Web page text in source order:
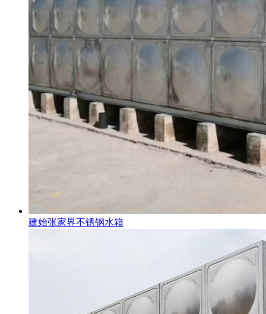
建始张家界不锈钢水箱